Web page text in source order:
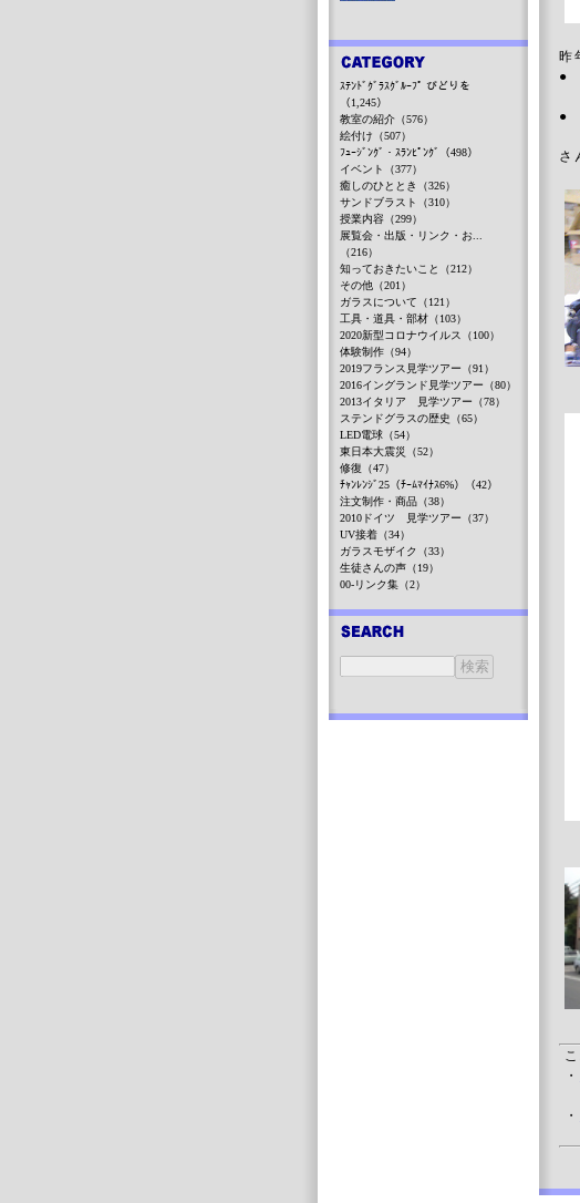
昨
●
●
さ
・
・
ｽﾃﾝﾄﾞｸﾞﾗｽｸﾞﾙｰﾌﾟ びどりを
（1,245）
教室の紹介（576）
絵付け（507）
ﾌｭｰｼﾞﾝｸﾞ・ｽﾗﾝﾋﾟﾝｸﾞ（498）
イベント（377）
癒しのひととき（326）
サンドブラスト（310）
授業内容（299）
展覧会・出版・リンク・お...
（216）
知っておきたいこと（212）
その他（201）
ガラスについて（121）
工具・道具・部材（103）
2020新型コロナウイルス（100）
体験制作（94）
2019フランス見学ツアー（91）
2016イングランド見学ツアー（80）
2013イタリア 見学ツアー（78）
ステンドグラスの歴史（65）
LED電球（54）
東日本大震災（52）
修復（47）
ﾁｬﾝﾚﾝｼﾞ25（ﾁｰﾑﾏｲﾅｽ6%）（42）
注文制作・商品（38）
2010ドイツ 見学ツアー（37）
UV接着（34）
ガラスモザイク（33）
生徒さんの声（19）
00-リンク集（2）